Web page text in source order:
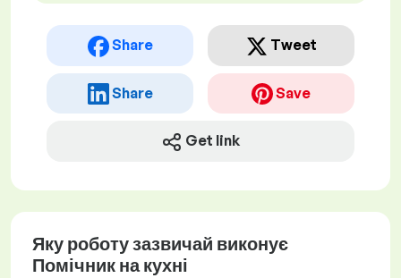
Share Tweet
Share Save
Get link
Яку роботу зазвичай виконує
Помічник на кухні